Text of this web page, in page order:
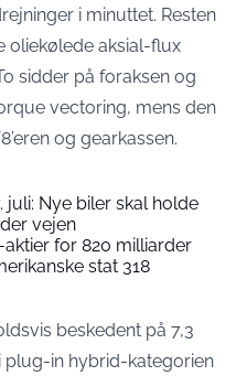
i minuttet. Resten
oliekølede aksial-flux
sidder på foraksen og
vectoring, mens den
og gearkassen.
juli: Nye biler skal holde
vejen
for 820 milliarder
stat 318
beskedent på 7,3
plug-in hybrid-kategorien